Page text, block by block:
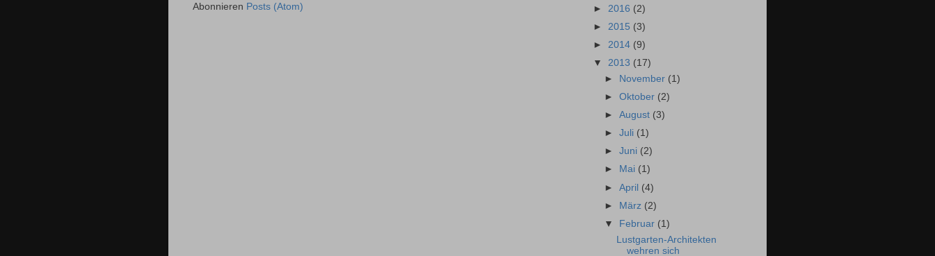
Abonnieren Posts (Atom)
► 2016 (2)
► 2015 (3)
► 2014 (9)
▼ 2013 (17)
►
November (1)
►Oktober (2)
►August (3)
►Juli (1)
►Juni (2)
►
Mai (1)
►April (4)
► März (2)
▼
Februar (1)
Lustgarten-Architekten
wehren sich